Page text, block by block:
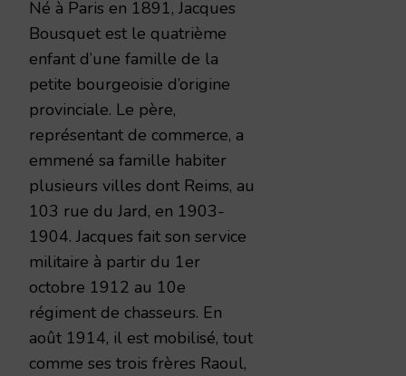
Né à Paris en 1891, Jacques
Bousquet est le quatrième
enfant d’une famille de la
petite bourgeoisie d’origine
provinciale. Le père,
représentant de commerce, a
emmené sa famille habiter
plusieurs villes dont Reims, au
103 rue du Jard, en 1903-
1904. Jacques fait son service
militaire à partir du 1er
octobre 1912 au 10e
régiment de chasseurs. En
août 1914, il est mobilisé, tout
comme ses trois frères Raoul,